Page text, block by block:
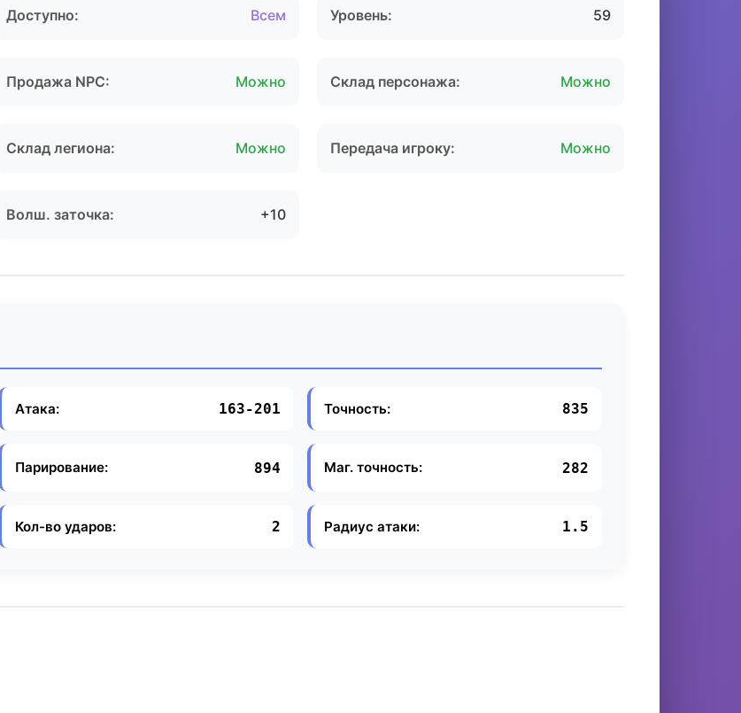
Доступно: Всем Уровень: 59
Продажа NPC: Можно Склад персонажа: Можно
Склад легиона: Можно Передача игроку: Можно
Волш. заточка: +10
Атака: 163-201 Точность: 835
Парирование: 894 Маг. точность: 282
Кол-во ударов: 2 Радиус атаки: 1.5